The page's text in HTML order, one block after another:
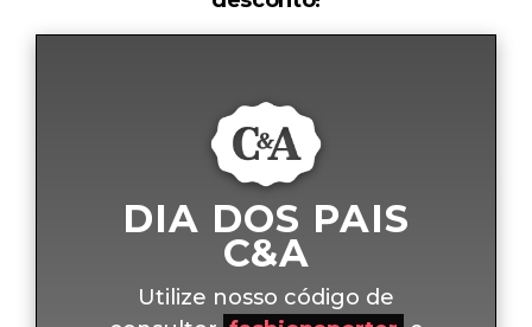
DIA DOS PAIS
C&A
Utilize nosso código de